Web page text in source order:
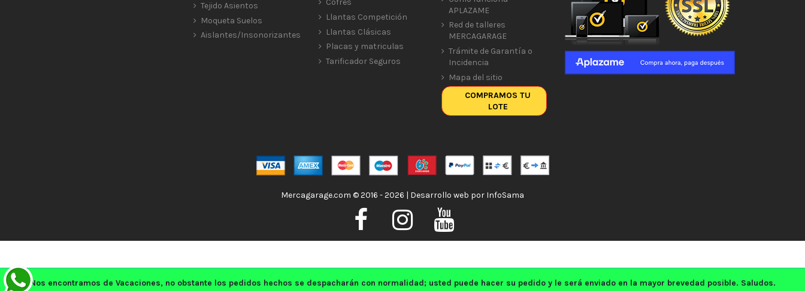
Nos encontramos de Vacaciones, no obstante los pedidos hechos se despacharán con normalidad; usted puede hacer su pedido y le será enviado en la mayor brevedad posible. Saludos.
Tejido Asientos
Moqueta Suelos
Aislantes/Insonorizantes
Cofres
Llantas Competición
Llantas Clásicas
Placas y matriculas
Tarificador Seguros
APLAZAME
Red de talleres
MERCAGARAGE
Trámite de Garantía o
Incidencia
Mapa del sitio
COMPRAMOS TU
LOTE
Mercagarage.com © 2016 - 2026 | Desarrollo web por InfoSama